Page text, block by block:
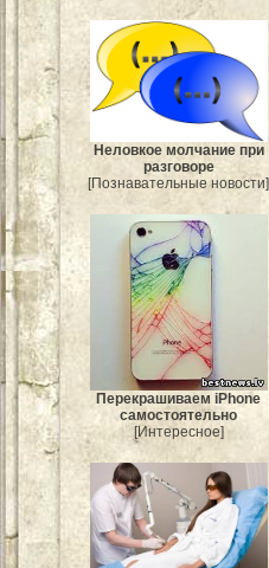
Неловкое молчание при
разговоре
[Познавательные новости]
Перекрашиваем iPhone
самостоятельно
[Интересное]